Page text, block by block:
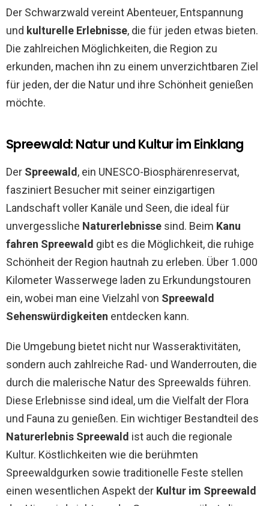
Der Schwarzwald vereint Abenteuer, Entspannung
und kulturelle Erlebnisse, die für jeden etwas bieten.
Die zahlreichen Möglichkeiten, die Region zu
erkunden, machen ihn zu einem unverzichtbaren Ziel
für jeden, der die Natur und ihre Schönheit genießen
möchte.
Spreewald: Natur und Kultur im Einklang
Der Spreewald , ein UNESCO-Biosphärenreservat,
fasziniert Besucher mit seiner einzigartigen
Landschaft voller Kanäle und Seen, die ideal für
unvergessliche Naturerlebnisse sind. Beim Kanu
fahren Spreewald gibt es die Möglichkeit, die ruhige
Schönheit der Region hautnah zu erleben. Über 1.000
Kilometer Wasserwege laden zu Erkundungstouren
ein, wobei man eine Vielzahl von Spreewald
Sehenswürdigkeiten entdecken kann.
Die Umgebung bietet nicht nur Wasseraktivitäten,
sondern auch zahlreiche Rad- und Wanderrouten, die
durch die malerische Natur des Spreewalds führen.
Diese Erlebnisse sind ideal, um die Vielfalt der Flora
und Fauna zu genießen. Ein wichtiger Bestandteil des
Naturerlebnis Spreewald ist auch die regionale
Kultur. Köstlichkeiten wie die berühmten
Spreewaldgurken sowie traditionelle Feste stellen
einen wesentlichen Aspekt der Kultur im Spreewald